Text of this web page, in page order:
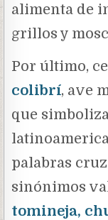
alimenta de
grillos y
Por último,
colibrí, ave
que
palabras
sinónimos
tomineja,